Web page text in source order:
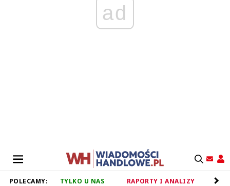
ad
POLECAMY: TYLKO U NAS RAPORTY I ANALIZY